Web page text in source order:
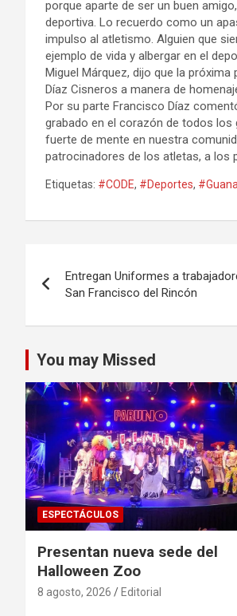
porque aparte de ser un buen
deportiva. Lo recuerdo como un
impulso al atletismo. Alguien que
ejemplo de vida y albergar en el
Miguel Márquez, dijo que la
Díaz Cisneros a manera de
Por su parte Francisco Díaz
grabado en el corazón de todos los
fuerte de mente en nuestra
patrocinadores de los atletas, a los
Etiquetas: #CODE, #Deportes,
de
entradas
Entregan Uniformes a
San Francisco del Rincón
You may Missed
ESPECTÁCULOS
Presentan nueva sede del
Halloween Zoo
8 agosto, 2026 Editorial